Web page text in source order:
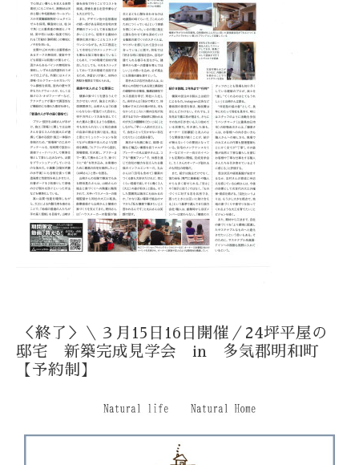
＜終了＞＼３月15日16日開催／24坪平屋の
邸宅 新築完成見学会 in 多気郡明和町
【予約制】